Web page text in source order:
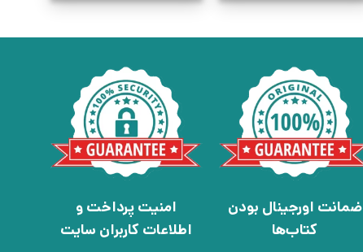
ضمانت اورجینال بودن
کتاب‌ها
امنیت پرداخت و
اطلاعات کاربران سایت